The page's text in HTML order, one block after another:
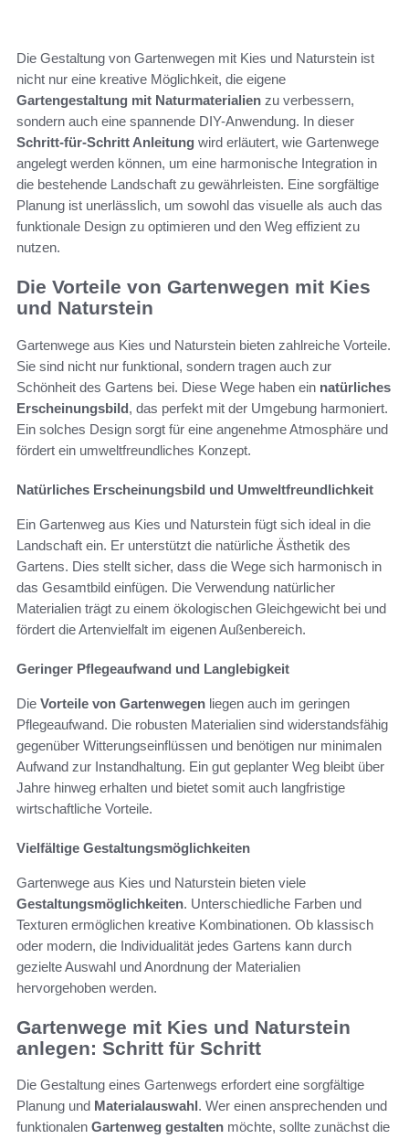
Die Gestaltung von Gartenwegen mit Kies und Naturstein ist
nicht nur eine kreative Möglichkeit, die eigene
Gartengestaltung mit Naturmaterialien zu verbessern,
sondern auch eine spannende DIY-Anwendung. In dieser
Schritt-für-Schritt Anleitung wird erläutert, wie Gartenwege
angelegt werden können, um eine harmonische Integration in
die bestehende Landschaft zu gewährleisten. Eine sorgfältige
Planung ist unerlässlich, um sowohl das visuelle als auch das
funktionale Design zu optimieren und den Weg effizient zu
nutzen.
Die Vorteile von Gartenwegen mit Kies
und Naturstein
Gartenwege aus Kies und Naturstein bieten zahlreiche Vorteile.
Sie sind nicht nur funktional, sondern tragen auch zur
Schönheit des Gartens bei. Diese Wege haben ein natürliches
Erscheinungsbild, das perfekt mit der Umgebung harmoniert.
Ein solches Design sorgt für eine angenehme Atmosphäre und
fördert ein umweltfreundliches Konzept.
Natürliches Erscheinungsbild und Umweltfreundlichkeit
Ein Gartenweg aus Kies und Naturstein fügt sich ideal in die
Landschaft ein. Er unterstützt die natürliche Ästhetik des
Gartens. Dies stellt sicher, dass die Wege sich harmonisch in
das Gesamtbild einfügen. Die Verwendung natürlicher
Materialien trägt zu einem ökologischen Gleichgewicht bei und
fördert die Artenvielfalt im eigenen Außenbereich.
Geringer Pflegeaufwand und Langlebigkeit
Die Vorteile von Gartenwegen liegen auch im geringen
Pflegeaufwand. Die robusten Materialien sind widerstandsfähig
gegenüber Witterungseinflüssen und benötigen nur minimalen
Aufwand zur Instandhaltung. Ein gut geplanter Weg bleibt über
Jahre hinweg erhalten und bietet somit auch langfristige
wirtschaftliche Vorteile.
Vielfältige Gestaltungsmöglichkeiten
Gartenwege aus Kies und Naturstein bieten viele
Gestaltungsmöglichkeiten. Unterschiedliche Farben und
Texturen ermöglichen kreative Kombinationen. Ob klassisch
oder modern, die Individualität jedes Gartens kann durch
gezielte Auswahl und Anordnung der Materialien
hervorgehoben werden.
Gartenwege mit Kies und Naturstein
anlegen: Schritt für Schritt
Die Gestaltung eines Gartenwegs erfordert eine sorgfältige
Planung und Materialauswahl. Wer einen ansprechenden und
funktionalen Gartenweg gestalten möchte, sollte zunächst die